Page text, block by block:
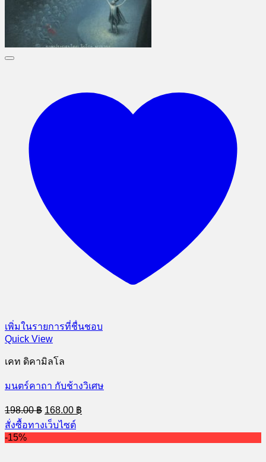
เพิ่มในรายการที่ชื่นชอบ
Quick View
เคท ดิคามิลโล
มนตร์คาถา กับช้างวิเศษ
198.00฿ Original
price
was:
198.00 ฿.
168.00 ฿
price
168.00 ฿.
สั่งซื้อทางเว็บไซต์
-15%